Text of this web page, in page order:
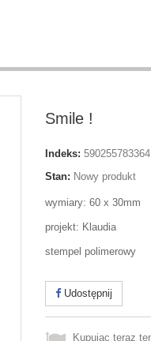
Smile !
Indeks:
Stan: Nowy produkt
wymiary: 60 x 30mm
projekt: Klaudia
stempel polimerowy
Udostępnij
Kupując teraz